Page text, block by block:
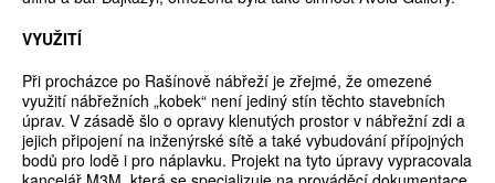
VYUŽITÍ
Při procházce po Rašínově nábřeží je zřejmé, že omezené
využití nábřežních „kobek“ není jediný stín těchto stavebních
úprav. V zásadě šlo o opravy klenutých prostor v nábřežní zdi a
jejich připojení na inženýrské sítě a také vybudování přípojných
bodů pro lodě i pro náplavku. Projekt na tyto úpravy vypracovala